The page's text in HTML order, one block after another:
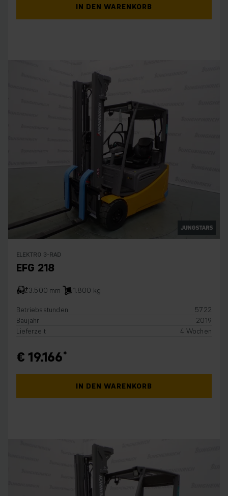
IN DEN WARENKORB
ELEKTRO 3-RAD
EFG 218
3.500 mm
1.800 kg
Betriebsstunden
5722
Baujahr
2019
Lieferzeit
4 Wochen
€ 19.166
IN DEN WARENKORB